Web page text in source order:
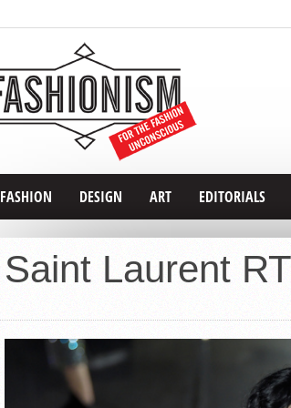
FASHION DESIGN ART EDITORIALS
Saint Laurent